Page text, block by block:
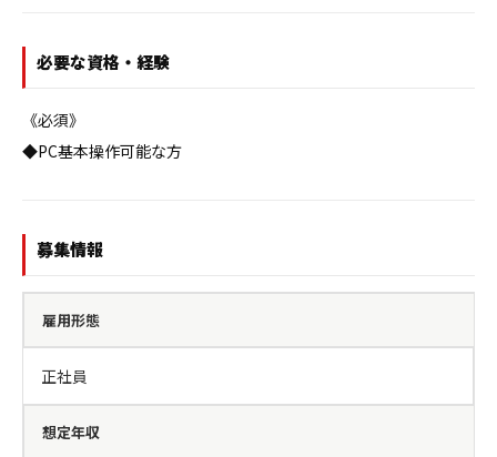
必要な資格・経験
《必須》
◆PC基本操作可能な方
募集情報
雇用形態
正社員
想定年収